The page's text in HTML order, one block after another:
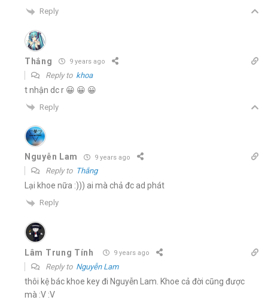
Reply
Thắng 9 years ago
Reply to khoa
t nhận dc r 😀 😀 😀
Reply
Nguyễn Lam 9 years ago
Reply to Thắng
Lại khoe nữa :))) ai mà chả đc ad phát
Reply
Lâm Trung Tính 9 years ago
Reply to Nguyễn Lam
thôi kệ bác khoe key đi Nguyễn Lam. Khoe cả đời cũng được
mà :V :V